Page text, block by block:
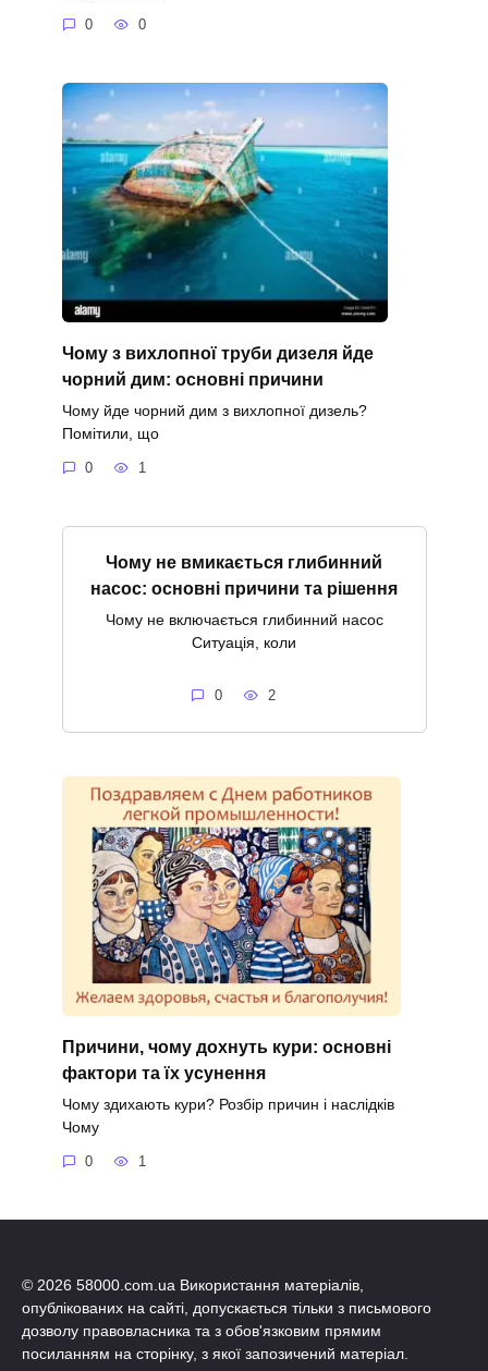
0 0
Чому з вихлопної труби дизеля йде
чорний дим: основні причини
Чому йде чорний дим з вихлопної дизель?
Помітили, що
0 1
Чому не вмикається глибинний
насос: основні причини та рішення
Чому не включається глибинний насос
Ситуація, коли
0 2
Причини, чому дохнуть кури: основні
фактори та їх усунення
Чому здихають кури? Розбір причин і наслідків
Чому
0 1
© 2026 58000.com.ua Використання матеріалів,
опублікованих на сайті, допускається тільки з письмового
дозволу правовласника та з обов'язковим прямим
посиланням на сторінку, з якої запозичений матеріал.